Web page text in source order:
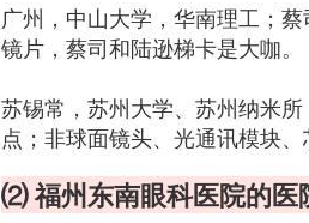
广州，中山大学，华南理工；
镜片，蔡司和陆逊梯卡是大咖。
苏锡常，苏州大学、苏州纳米
点；非球面镜头、光通讯模块
⑵ 福州东南眼科医院的医